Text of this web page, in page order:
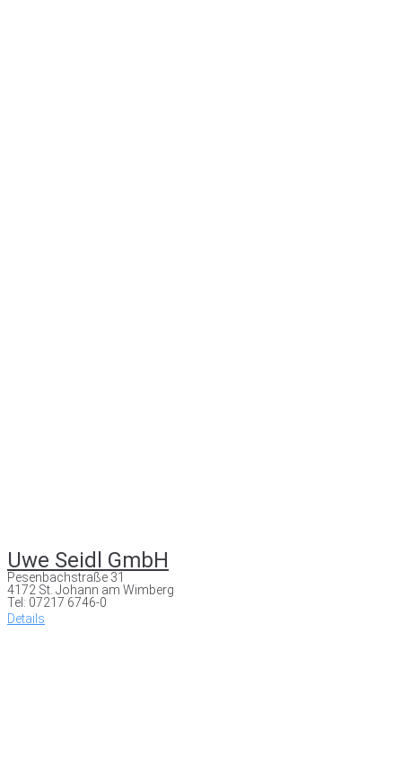
Uwe Seidl GmbH
Pesenbachstraße 31
4172 St. Johann am Wimberg
Tel: 07217 6746-0
Details